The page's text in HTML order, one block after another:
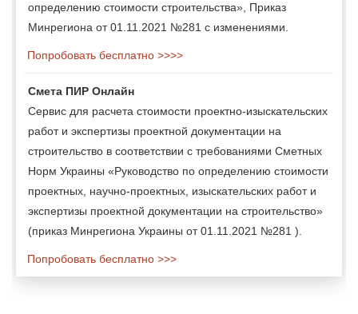
определению стоимости строительства», Приказ
Минрегиона от 01.11.2021 №281 с изменениями.
Попробовать бесплатно >>>>
Смета ПИР Онлайн
Сервис для расчета стоимости проектно-изыскательских
работ и экспертизы проектной документации на
строительство в соответствии с требованиями Сметных
Норм Украины «Руководство по определению стоимости
проектных, научно-проектных, изыскательских работ и
экспертизы проектной документации на строительство»
(приказ Минрегиона Украины от 01.11.2021 №281 ).
Попробовать бесплатно >>>